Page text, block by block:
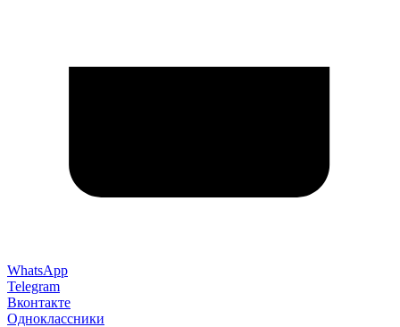
WhatsApp
Telegram
Вконтакте
Одноклассники